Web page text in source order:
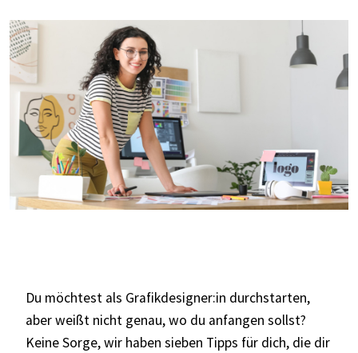
Du möchtest als Grafikdesigner:in durchstarten,
aber weißt nicht genau, wo du anfangen sollst?
Keine Sorge, wir haben sieben Tipps für dich, die dir